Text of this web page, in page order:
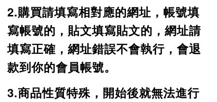
2.購買請填寫相對應的網址 ， 帳號填
寫帳號的 ， 貼文填寫貼文的 ， 網址請
填寫正確 ， 網址錯誤不會執行，會退
款到你的會員帳號。
3.商品性質特殊，開始後就無法進行